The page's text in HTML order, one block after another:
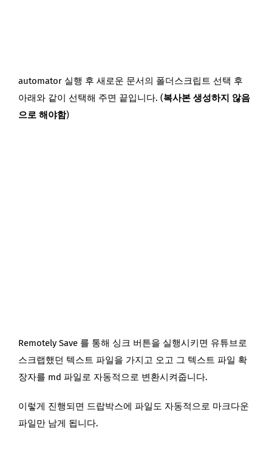
automator 실행 후 새로운 문서의 폴더스크립트 선택 후
아래와 같이 선택해 주면 끝입니다. (복사본 생성하지 않음
으로 해야함)
Remotely Save 를 통해 싱크 버튼을 실행시키면 유튜브로
스크랩했던 텍스트 파일을 가지고 오고 그 텍스트 파일 확
장자를 md 파일로 자동적으로 변환시켜줍니다.
이렇게 진행되면 드랍박스에 파일도 자동적으로 마크다운
파일만 남게 됩니다.